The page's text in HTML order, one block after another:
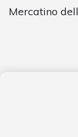
Mercatino